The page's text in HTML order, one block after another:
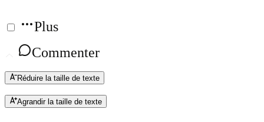
Plus
Commenter
Réduire la taille de texte
Agrandir la taille de texte